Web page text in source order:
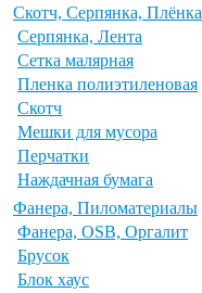
Скотч, Серпянка, Плёнка
Серпянка, Лента
Сетка малярная
Пленка полиэтиленовая
Скотч
Мешки для мусора
Перчатки
Наждачная бумага
Фанера, Пиломатериалы
Фанера, OSB, Оргалит
Брусок
Блок хаус